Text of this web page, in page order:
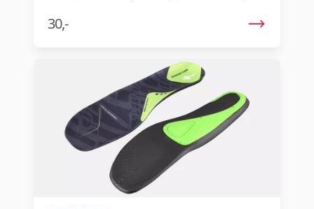
wordt geoptimaliseerd. Het is bewezen dat ze
je kracht vergroten en blessures
maat voor de lengteboog en
middenvoetsbeentjes, met drie contouropties.
Ze zijn gemaakt van gepatenteerd
lichtgewicht schuim voor langdurige
prestaties en werken het beste in combinatie
met Body Geometry-schoenen. Dit levert je
namelijk zeven Watt extra vermogen op.
30,-